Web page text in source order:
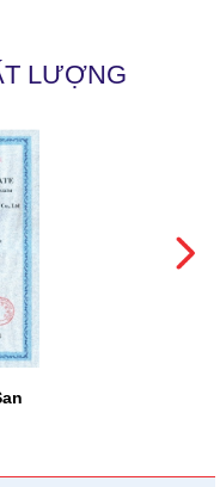
LƯỢNG